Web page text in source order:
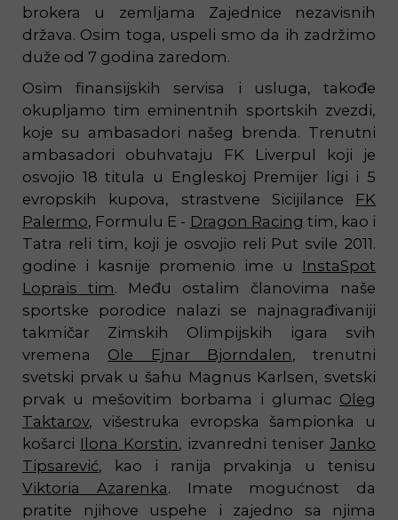
brokera u zemljama Zajednice nezavisnih
država. Osim toga, uspeli smo da ih zadržimo
duže od 7 godina zaredom.
Osim finansijskih servisa i usluga, takođe
okupljamo tim eminentnih sportskih zvezdi,
koje su ambasadori našeg brenda. Trenutni
ambasadori obuhvataju FK Liverpul koji je
osvojio 18 titula u Engleskoj Premijer ligi i 5
evropskih kupova, strastvene Sicijilance FK
Palermo, Formulu E - Dragon Racing tim, kao i
Tatra reli tim, koji je osvojio reli Put svile 2011.
godine i kasnije promenio ime u InstaSpot
Loprais tim. Među ostalim članovima naše
sportske porodice nalazi se najnagrađivaniji
takmičar Zimskih Olimpijskih igara svih
vremena Ole Ejnar Bjorndalen, trenutni
svetski prvak u šahu Magnus Karlsen, svetski
prvak u mešovitim borbama i glumac Oleg
Taktarov, višestruka evropska šampionka u
košarci Ilona Korstin, izvanredni teniser Janko
Tipsarević, kao i ranija prvakinja u tenisu
Viktoria Azarenka. Imate mogućnost da
pratite njihove uspehe i zajedno sa njima